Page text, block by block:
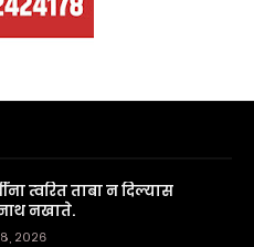
त्वरित ताबा न दिल्यास
नखाते.
२०२६